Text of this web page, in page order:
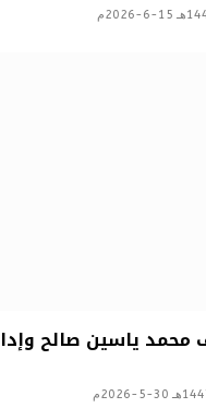
محمد ياسين صالح